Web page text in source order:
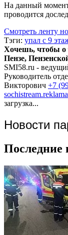
На данный
проводится
Смотреть ленту
Тэги: упал с 9
Хочешь, чтобы о
Пензе,
SMI58.ru -
Руководитель
Викторович +7
загрузка...
Новости
Последние